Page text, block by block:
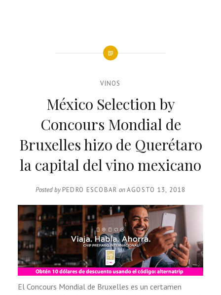
VINOS
México Selection by
Concours Mondial de
Bruxelles hizo de Querétaro
la capital del vino mexicano
Posted by PEDRO ESCOBAR onAGOSTO 13, 2018
El Concours Mondial de Bruxelles es un certamen